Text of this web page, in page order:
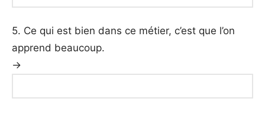
5. Ce qui est bien dans ce métier, c’est que l’on
apprend beaucoup.
→